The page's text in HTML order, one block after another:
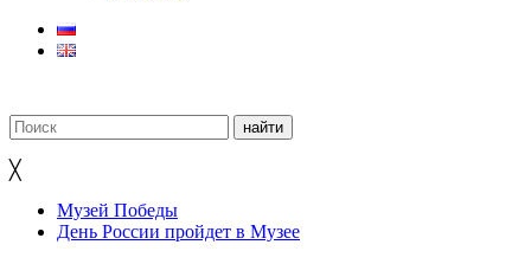
╳
Музей Победы
День России пройдет в Музее